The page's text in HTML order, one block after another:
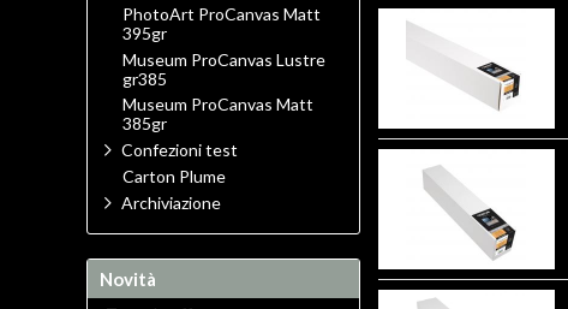
PhotoArt ProCanvas Matt
395gr
Museum ProCanvas Lustre
gr385
Museum ProCanvas Matt
385gr
Confezioni test
Carton Plume
Archiviazione
Novità